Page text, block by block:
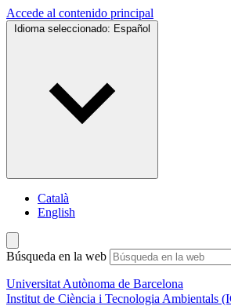
Accede al contenido principal
Idioma seleccionado: Español
Català
English
Búsqueda en la web
Universitat Autònoma de Barcelona
Institut de Ciència i Tecnologia Ambientals